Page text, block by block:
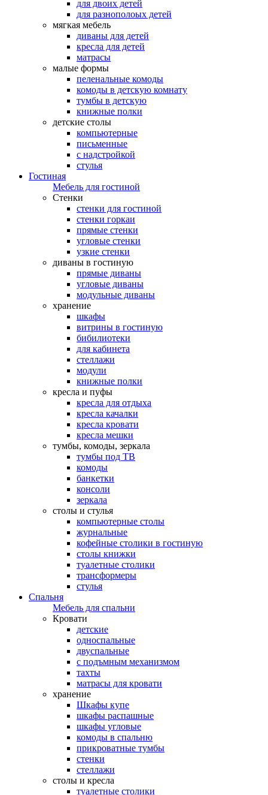
для двоих детей
для разнополоых детей
мягкая мебель
диваны для детей
кресла для детей
матрасы
малые формы
пеленальные комоды
комоды в детскую комнату
тумбы в детскую
книжные полки
детские столы
компьютерные
письменные
с надстройкой
стулья
Гостиная
Мебель для гостиной
Стенки
стенки для гостиной
стенки горкаи
прямые стенки
угловые стенки
узкие стенки
диваны в гостиную
прямые диваны
угловые диваны
модульные диваны
хранение
шкафы
витрины в гостиную
бибилиотеки
для кабинета
стеллажи
модули
книжные полки
кресла и пуфы
кресла для отдыха
кресла качалки
кресла кровати
кресла мешки
тумбы, комоды, зеркала
тумбы под ТВ
комоды
банкетки
консоли
зеркала
столы и стулья
компьютерные столы
журнальные
кофейные столики в гостиную
столы книжки
туалетные столики
трансформеры
стулья
Спальня
Мебель для спальни
Кровати
детские
односпальные
двуспальные
с подъмным механизмом
тахты
матрасы для кровати
хранение
Шкафы купе
шкафы распашные
шкафы угловые
комоды в спальню
прикроватные тумбы
стенки
стеллажи
столы и кресла
туалетные столики